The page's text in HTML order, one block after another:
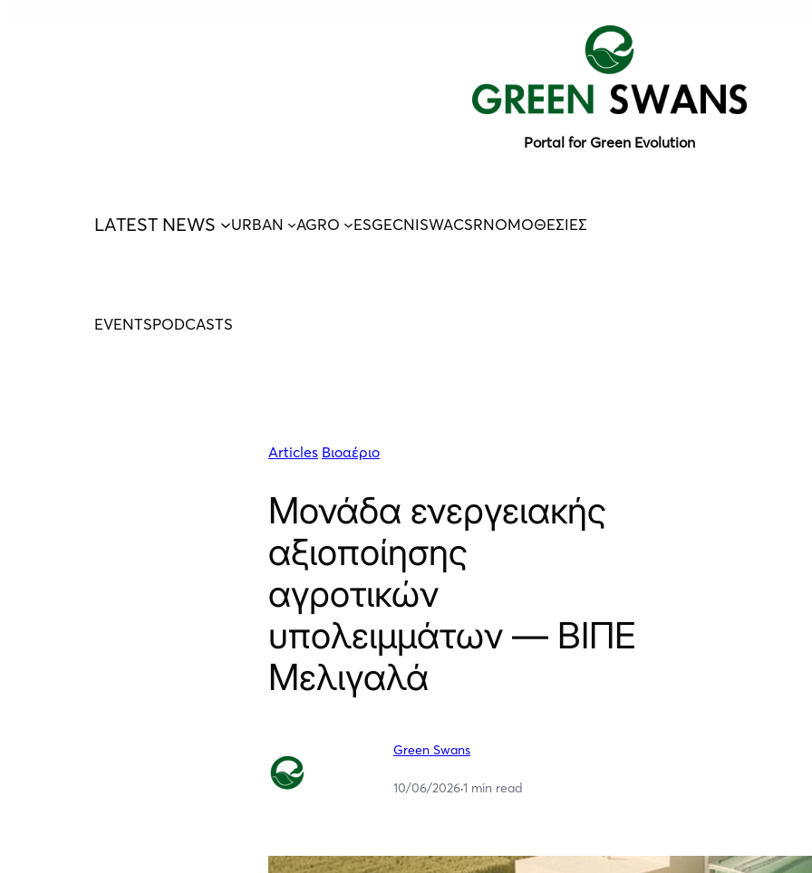
Portal for Green Evolution
LATEST NEWS URBAN AGRO ESGECNISWACSRΝΟΜΟΘΕΣΙΕΣ
EVENTSPODCASTS
Articles Βιοαέριο
Μονάδα ενεργειακής
αξιοποίησης
αγροτικών
υπολειμμάτων — ΒΙΠΕ
Μελιγαλά
Green Swans
10/06/2026·1 min read